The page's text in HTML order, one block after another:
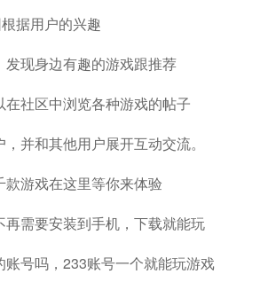
据用户的兴趣
现身边有趣的游戏跟推荐
社区中浏览各种游戏的帖子
并和其他用户展开互动交流。
游戏在这里等你来体验
再需要安装到手机，下载就能玩
号吗，233账号一个就能玩游戏